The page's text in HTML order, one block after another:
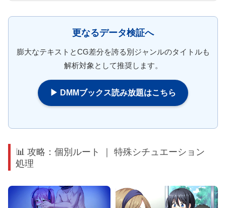
更なるデータ検証へ
膨大なテキストとCG差分を誇る別ジャンルのタイトルも
解析対象として推奨します。
▶ DMMブックス読み放題はこちら
📊 攻略：個別ルート ｜ 特殊シチュエーション
処理